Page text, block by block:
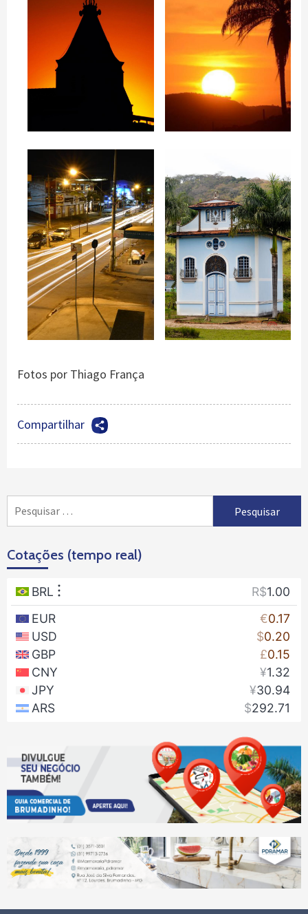
Fotos por Thiago França
Compartilhar
Cotações (tempo real)